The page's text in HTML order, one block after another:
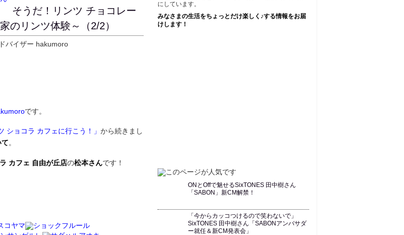
そうだ！リンツ チョコレー
のリンツ体験～（2/2）
バイザー hakumoro
です。
ショコラ カフェに行こう！」 から続きまし
。
カフェ 自由が丘店の松本さんです！
にしています。
みなさまの生活をちょっとだけ楽しく♪する情報をお届
けします！
ONとOffで魅せるSixTONES 田中樹さん
「SABON」新CM解禁！
「今からカッコつけるので笑わないで」
SixTONES 田中樹さん「SABONアンバサダ
ー就任＆新CM発表会」